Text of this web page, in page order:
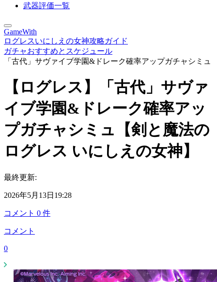
武器評価一覧
GameWith
ログレスいにしえの女神攻略ガイド
ガチャおすすめとスケジュール
「古代」サヴァイブ学園&ドレーク確率アップガチャシミュ
【ログレス】「古代」サヴァ
イブ学園&ドレーク確率アッ
プガチャシミュ【剣と魔法の
ログレス いにしえの女神】
最終更新:
2026年5月13日19:28
コメント 0 件
コメント
0